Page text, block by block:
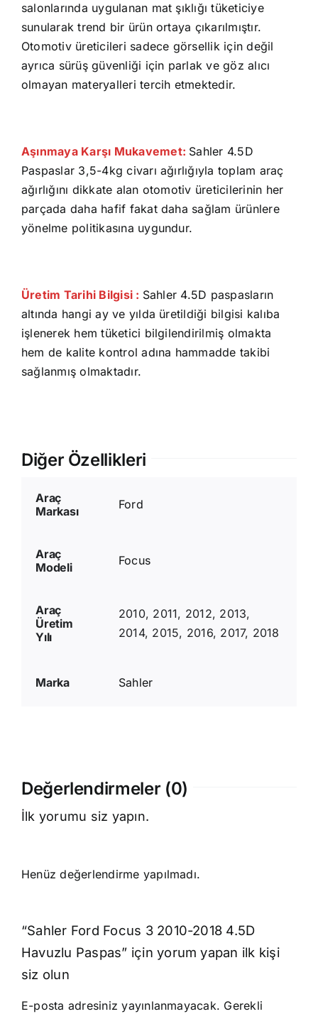
salonlarında uygulanan mat şıklığı tüketiciye
sunularak trend bir ürün ortaya çıkarılmıştır.
Otomotiv üreticileri sadece görsellik için değil
ayrıca sürüş güvenliği için parlak ve göz alıcı
olmayan materyalleri tercih etmektedir.
Aşınmaya Karşı Mukavemet: Sahler 4.5D
Paspaslar 3,5-4kg civarı ağırlığıyla toplam araç
ağırlığını dikkate alan otomotiv üreticilerinin her
parçada daha hafif fakat daha sağlam ürünlere
yönelme politikasına uygundur.
Üretim Tarihi Bilgisi : Sahler 4.5D paspasların
altında hangi ay ve yılda üretildiği bilgisi kalıba
işlenerek hem tüketici bilgilendirilmiş olmakta
hem de kalite kontrol adına hammadde takibi
sağlanmış olmaktadır.
Diğer Özellikleri
Araç
Markası
Ford
Araç
Modeli
Focus
Araç
Üretim
Yılı
2010, 2011, 2012, 2013,
2014, 2015, 2016, 2017, 2018
Marka Sahler
Değerlendirmeler (0)
İlk yorumu siz yapın.
Henüz değerlendirme yapılmadı.
“Sahler Ford Focus 3 2010-2018 4.5D
Havuzlu Paspas” için yorum yapan ilk kişi
siz olun
E-posta adresiniz yayınlanmayacak. Gerekli